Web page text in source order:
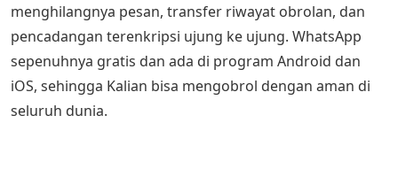
menghilangnya pesan, transfer riwayat obrolan, dan
pencadangan terenkripsi ujung ke ujung. WhatsApp
sepenuhnya gratis dan ada di program Android dan
iOS, sehingga Kalian bisa mengobrol dengan aman di
seluruh dunia.